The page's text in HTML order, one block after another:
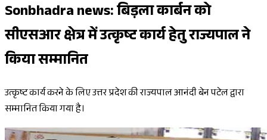
Sonbhadra news: बिड़ला कार्बन को
सीएसआर क्षेत्र में उत्कृष्ट कार्य हेतु राज्यपाल ने
किया सम्मानित
उत्कृष्ट कार्य करने के लिए उत्तर प्रदेश की राज्यपाल आनंदी बेन पटेल द्वारा
सम्मानित किया गया है।